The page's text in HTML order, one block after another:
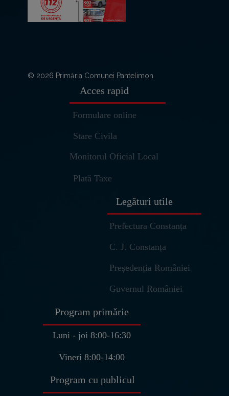
© 2026 Primăria Comunei Pantelimon
Acces rapid
Formulare online
Stare Civila
Monitorul Oficial Local
Plată Taxe
Legături utile
Prefectura Constanța
C. J. Constanța
Președenția României
Guvernul României
Program primărie
Luni - joi 8:00-16:30
Vineri 8:00-14:00
Program cu publicul
Ulm – Asistent Virtual
Buna ziua! Sunt
virtual al Primariei Pantelimon.
👋
Cum va pot ajuta astazi?